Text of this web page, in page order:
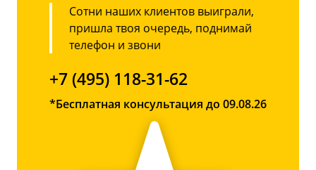
Сотни наших клиентов выиграли,
пришла твоя очередь, поднимай
телефон и звони
+7 (495) 118-31-62
*Бесплатная консультация до 09.08.26